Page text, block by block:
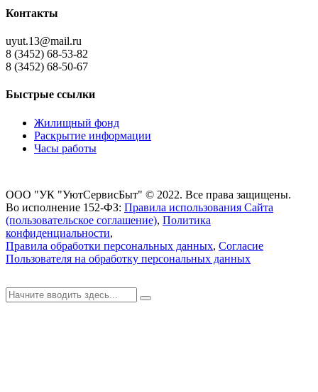
Контакты
uyut.13@mail.ru
8 (3452) 68-53-82
8 (3452) 68-50-67
Быстрые ссылки
Жилищный фонд
Раскрытие информации
Часы работы
ООО "УК "УютСервисБыт" © 2022. Все права защищены.
Во исполнение 152-ФЗ: Правила использования Сайта
(пользовательское соглашение), Политика
конфиденциальности,
Правила обработки персональных данных, Согласие
Пользователя на обработку персональных данных